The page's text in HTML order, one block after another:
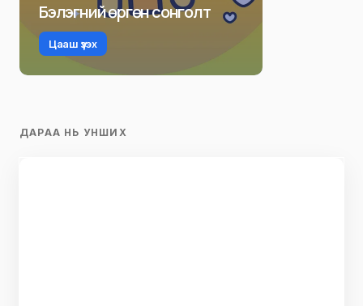
Бэлэгний өргөн сонголт
Цааш үзэх
ДАРАА НЬ УНШИХ